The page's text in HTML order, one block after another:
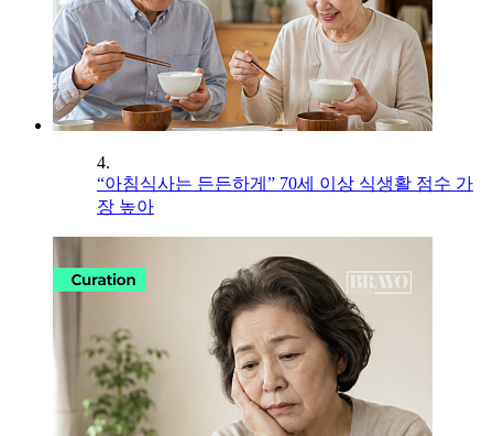
4.
“아침식사는 든든하게” 70세 이상 식생활 점수 가
장 높아